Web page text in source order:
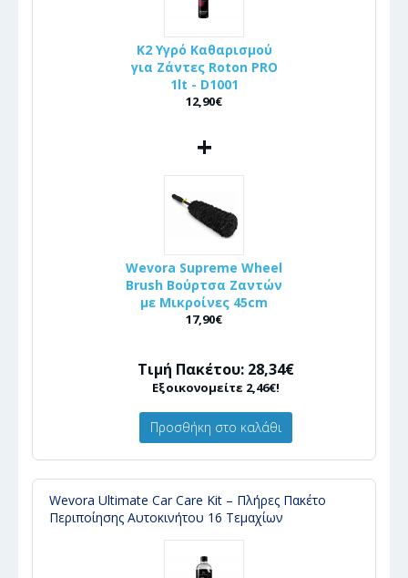
K2 Υγρό Καθαρισμού
για Ζάντες Roton PRO
1lt - D1001
12,90€
+
Wevora Supreme Wheel
Brush Βούρτσα Ζαντών
με Μικροίνες 45cm
17,90€
Τιμή Πακέτου: 28,34€
Εξοικονομείτε 2,46€!
Προσθήκη στο καλάθι
Wevora Ultimate Car Care Kit – Πλήρες Πακέτο
Περιποίησης Αυτοκινήτου 16 Τεμαχίων